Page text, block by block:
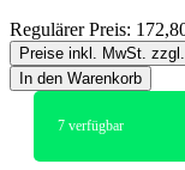
Regulärer Preis:
Preise inkl. MwSt.
In den Warenkorb
7 verfügbar